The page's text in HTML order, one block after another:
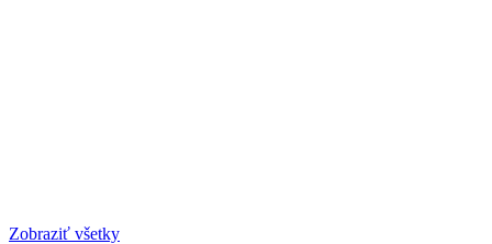
Zobraziť všetky